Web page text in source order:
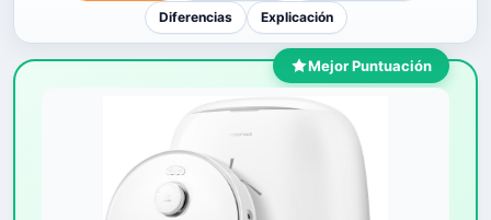
Diferencias
Explicación
Mejor Puntuación